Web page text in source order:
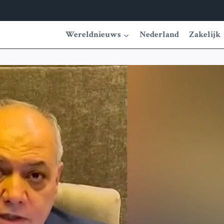
Wereldnieuws Nederland Zakelijk